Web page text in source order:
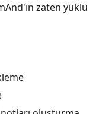
zaten yüklü